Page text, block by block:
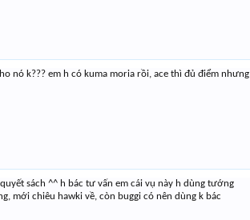
nó k??? em h có kuma moria rồi, ace thì đủ điểm nhưng
sách ^^ h bác tư vấn em cái vụ này h dùng tướng
mới chiêu hawki về, còn buggi có nên dùng k bác